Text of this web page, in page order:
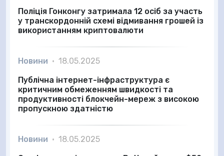
Поліція Гонконгу затримала 12 осіб за участь
у транскордонній схемі відмивання грошей із
використанням криптовалюти
Новини • 18.05.2025
Публічна інтернет-інфраструктура є
критичним обмеженням швидкості та
продуктивності блокчейн-мереж з високою
пропускною здатністю
Новини • 18.05.2025